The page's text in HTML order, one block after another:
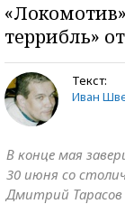
террибль»
Текст:
Иван
В конце мая
30 июня со
Дмитрий Тарасов